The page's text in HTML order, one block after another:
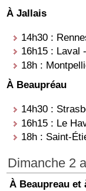
À Jallais
14h30 :
16h15 : Laval
18h :
À Beaupréau
14h30 :
16h15 : Le
18h : Saint-
Dimanche 2
À Beaupreau et